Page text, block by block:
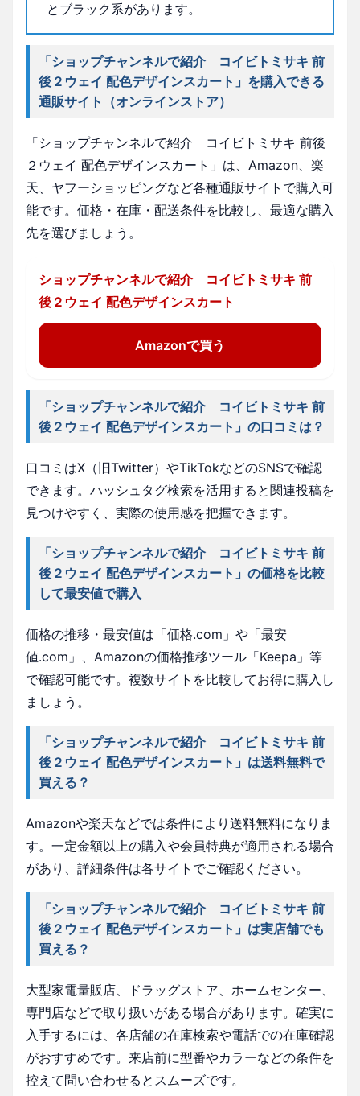
とブラック系があります。
「ショップチャンネルで紹介 コイビトミサキ 前
後２ウェイ 配色デザインスカート」を購入できる
通販サイト（オンラインストア）
「ショップチャンネルで紹介 コイビトミサキ 前後
２ウェイ 配色デザインスカート」は、Amazon、楽
天、ヤフーショッピングなど各種通販サイトで購入可
能です。価格・在庫・配送条件を比較し、最適な購入
先を選びましょう。
ショップチャンネルで紹介 コイビトミサキ 前
後２ウェイ 配色デザインスカート
Amazonで買う
「ショップチャンネルで紹介 コイビトミサキ 前
後２ウェイ 配色デザインスカート」の口コミは？
口コミはX（旧Twitter）やTikTokなどのSNSで確認
できます。ハッシュタグ検索を活用すると関連投稿を
見つけやすく、実際の使用感を把握できます。
「ショップチャンネルで紹介 コイビトミサキ 前
後２ウェイ 配色デザインスカート」の価格を比較
して最安値で購入
価格の推移・最安値は「価格.com」や「最安
値.com」、Amazonの価格推移ツール「Keepa」等
で確認可能です。複数サイトを比較してお得に購入し
ましょう。
「ショップチャンネルで紹介 コイビトミサキ 前
後２ウェイ 配色デザインスカート」は送料無料で
買える？
Amazonや楽天などでは条件により送料無料になりま
す。一定金額以上の購入や会員特典が適用される場合
があり、詳細条件は各サイトでご確認ください。
「ショップチャンネルで紹介 コイビトミサキ 前
後２ウェイ 配色デザインスカート」は実店舗でも
買える？
大型家電量販店、ドラッグストア、ホームセンター、
専門店などで取り扱いがある場合があります。確実に
入手するには、各店舗の在庫検索や電話での在庫確認
がおすすめです。来店前に型番やカラーなどの条件を
控えて問い合わせるとスムーズです。